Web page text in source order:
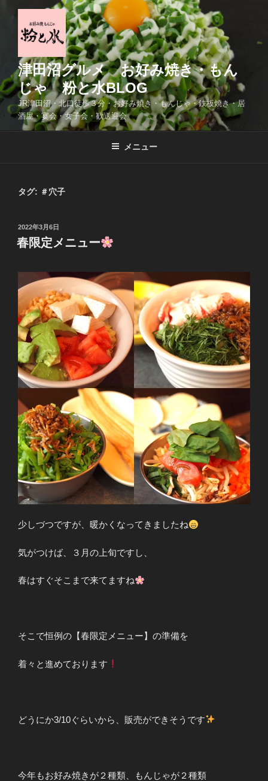
へ
ス
キ
津田沼グルメ お好み焼き・もん
じゃ 粉と水BLOG
JR津田沼・北口徒歩３分・お好み焼き・もんじゃ・鉄板焼き・居
酒屋・宴会・女子会・歓送迎会
メニュー
タグ: ＃穴子
投
稿
日:
2022年3月6日
春限定メニュー
少しづつですが、暖かくなってきましたね
気がつけば、３月の上旬ですし、
春はすぐそこまで来てますね
そこで恒例の【春限定メニュー】の準備を
着々と進めております
どうにか3/10ぐらいから、販売ができそうです
今年もお好み焼きが２種類、もんじゃが２種類